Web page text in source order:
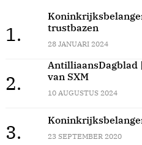
1.
trustbazen
28 JANUARI 2024
2.
AntilliaansDagblad
van SXM
10 AUGUSTUS 2024
3. 23 SEPTEMBER 2020